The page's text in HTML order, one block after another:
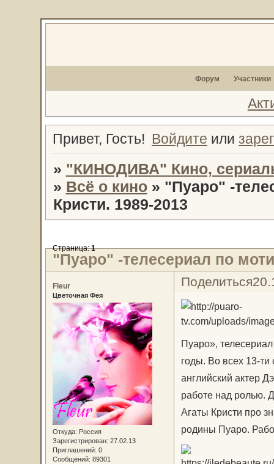
Форум Участники
Привет, Гость! Войдите или
» "КИНОДИВА" Кино,
» Всё о кино » "Пуаро" -
Кристи. 1989-2013
"Пуаро" -телесериал по
Страница:1
Поделиться
Fleur
Цветочная Фея
Откуда: Россия
Зарегистрирован: 27.02.13
Приглашений: 0
Сообщений: 89301
Пуаро»,
годы. Во всех 13-ти
английский актер
работе над ролью.
Агаты Кристи про
родины Пуаро.